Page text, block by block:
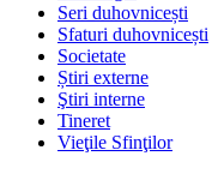
Seri duhovnicești
Sfaturi duhovnicești
Societate
Știri externe
Ştiri interne
Tineret
Vieţile Sfinţilor